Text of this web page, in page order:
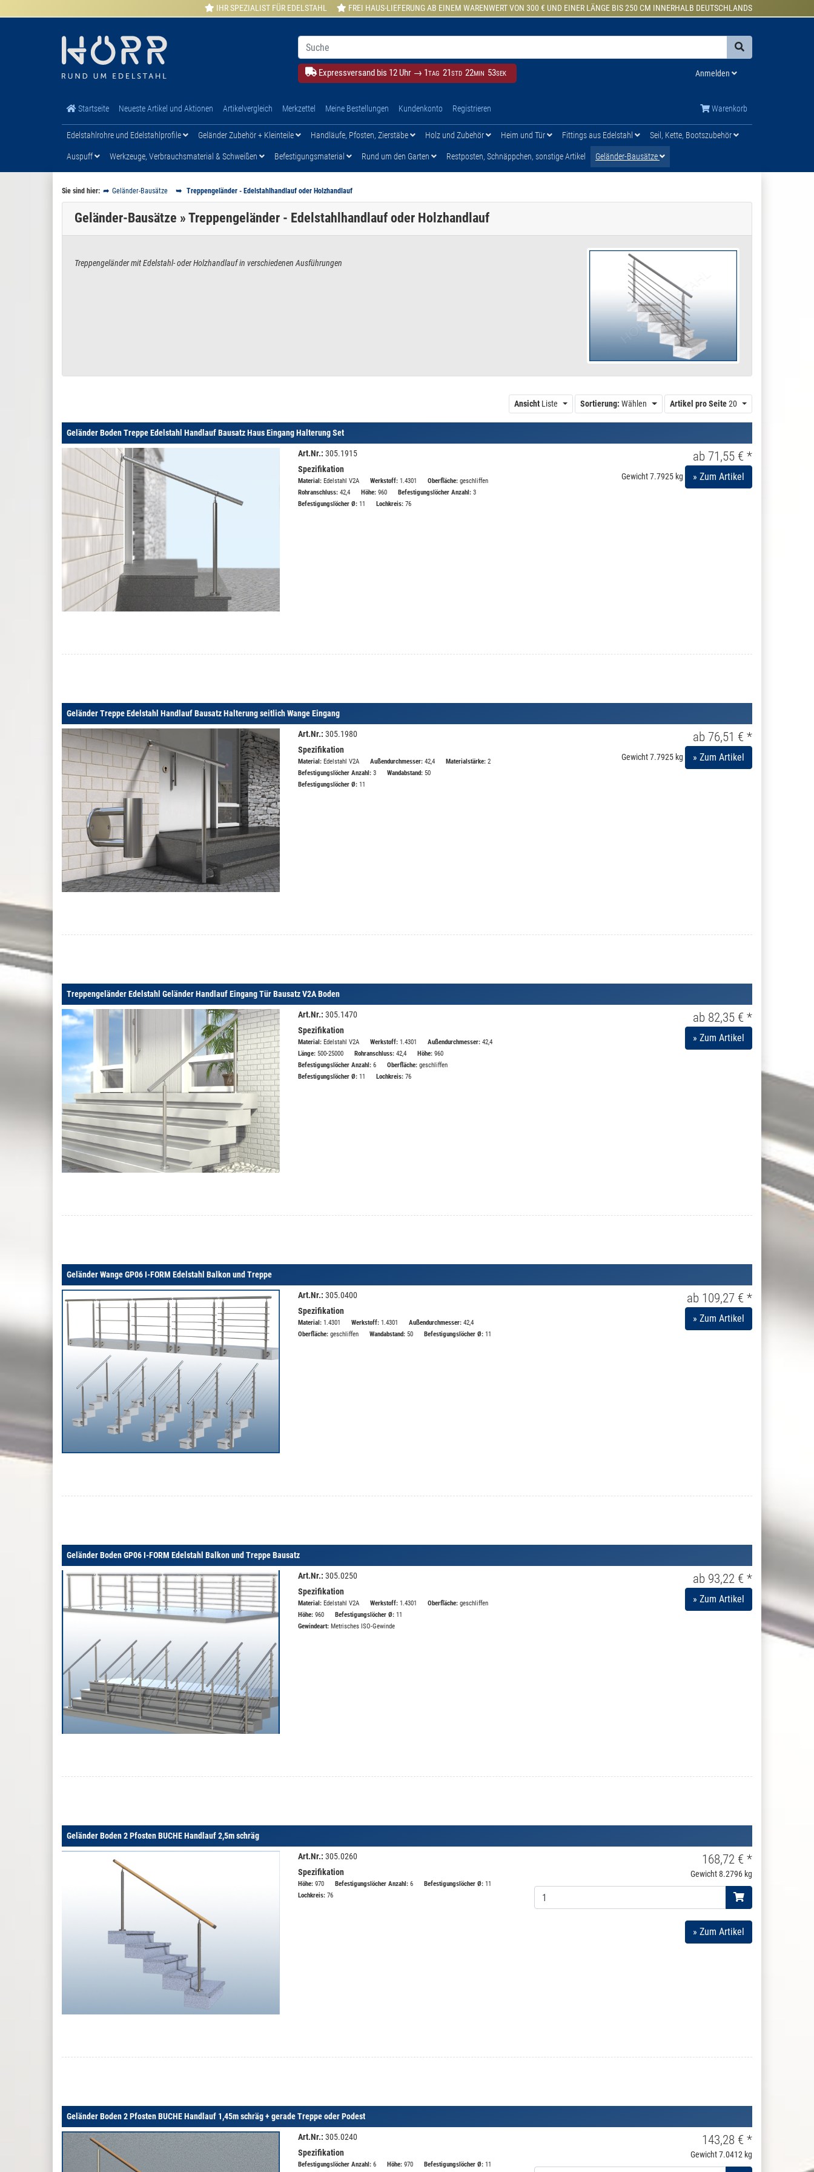
IHR SPEZIALIST FÜR EDELSTAHL FREI HAUS-LIEFERUNG AB EINEM WARENWERT VON 300 € UND EINER LÄNGE BIS 250 CM INNERHALB DEUTSCHLANDS
Expressversand bis 12 Uhr → 1TAG 21STD 22MIN 52SEK Anmelden
Startseite Neueste Artikel und Aktionen Artikelvergleich Merkzettel Meine Bestellungen Kundenkonto Registrieren Warenkorb
Edelstahlrohre und Edelstahlprofile Geländer Zubehör + Kleinteile Handläufe, Pfosten, Zierstäbe Holz und Zubehör Heim und Tür Fittings aus Edelstahl Seil, Kette, Bootszubehör
Auspuff Werkzeuge, Verbrauchsmaterial & Schweißen Befestigungsmaterial Rund um den Garten Restposten, Schnäppchen, sonstige Artikel Geländer-Bausätze
Sie sind hier: Geländer-Bausätze Treppengeländer - Edelstahlhandlauf oder Holzhandlauf
Geländer-Bausätze » Treppengeländer - Edelstahlhandlauf oder Holzhandlauf
Treppengeländer mit Edelstahl- oder Holzhandlauf in verschiedenen Ausführungen
AnsichtListe Sortierung: Wählen Artikel pro Seite 20
Geländer Boden Treppe Edelstahl Handlauf Bausatz Haus Eingang Halterung Set
Art.Nr.: 305.1915
Spezifikation
Material: Edelstahl V2A Werkstoff: 1.4301 Oberfläche: geschliffen
Rohranschluss: 42,4 Höhe: 960 Befestigungslöcher Anzahl: 3
Befestigungslöcher Ø: 11 Lochkreis: 76
ab 71,55 € *
Gewicht7.7925 kg » Zum Artikel
Geländer Treppe Edelstahl Handlauf Bausatz Halterung seitlich Wange Eingang
Art.Nr.: 305.1980
Spezifikation
Material: Edelstahl V2A Außendurchmesser: 42,4 Materialstärke: 2
Befestigungslöcher Anzahl: 3 Wandabstand: 50
Befestigungslöcher Ø: 11
ab 76,51 € *
Gewicht7.7925 kg » Zum Artikel
Treppengeländer Edelstahl Geländer Handlauf Eingang Tür Bausatz V2A Boden
Art.Nr.: 305.1470
Spezifikation
Material: Edelstahl V2A Werkstoff: 1.4301 Außendurchmesser: 42,4
Länge: 500-25000 Rohranschluss: 42,4 Höhe: 960
Befestigungslöcher Anzahl: 6 Oberfläche: geschliffen
Befestigungslöcher Ø: 11 Lochkreis: 76
ab 82,35 € *
» Zum Artikel
Geländer Wange GP06 I-FORM Edelstahl Balkon und Treppe
Art.Nr.: 305.0400
Spezifikation
Material: 1.4301 Werkstoff: 1.4301 Außendurchmesser: 42,4
Oberfläche: geschliffen Wandabstand: 50 Befestigungslöcher Ø: 11
ab 109,27 € *
» Zum Artikel
Geländer Boden GP06 I-FORM Edelstahl Balkon und Treppe Bausatz
Art.Nr.: 305.0250
Spezifikation
Material: Edelstahl V2A Werkstoff: 1.4301 Oberfläche: geschliffen
Höhe: 960 Befestigungslöcher Ø: 11
Gewindeart: Metrisches ISO-Gewinde
ab 93,22 € *
» Zum Artikel
Geländer Boden 2 Pfosten BUCHE Handlauf 2,5m schräg
Art.Nr.: 305.0260
Spezifikation
Höhe: 970 Befestigungslöcher Anzahl: 6 Befestigungslöcher Ø: 11
Lochkreis: 76
168,72 € *
Gewicht8.2796 kg
» Zum Artikel
Geländer Boden 2 Pfosten BUCHE Handlauf 1,45m schräg + gerade Treppe oder Podest
Art.Nr.: 305.0240
Spezifikation
Befestigungslöcher Anzahl: 6 Höhe: 970 Befestigungslöcher Ø: 11
143,28 € *
Gewicht7.0412 kg